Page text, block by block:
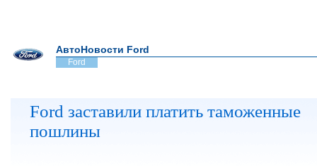
АвтоНовости Ford
Ford
Ford заставили платить таможенные
пошлины